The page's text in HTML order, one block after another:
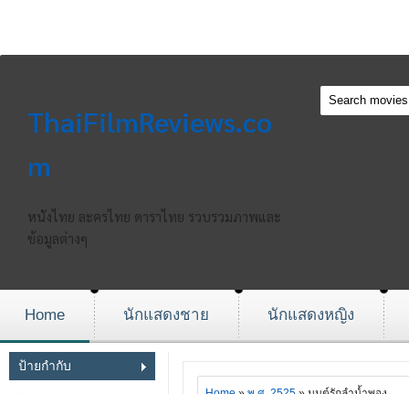
ThaiFilmReviews.co
m
หนังไทย ละครไทย ดาราไทย รวบรวมภาพและ
ข้อมูลต่างๆ
Home นักแสดงชาย นักแสดงหญิง
ป้ายกำกับ